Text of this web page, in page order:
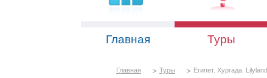
Главная Туры
Главная Туры Египет. Хургада.